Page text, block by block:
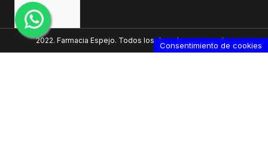
2022. Farmacia Espejo. Todos los derechos reservados
Consentimiento de cookies